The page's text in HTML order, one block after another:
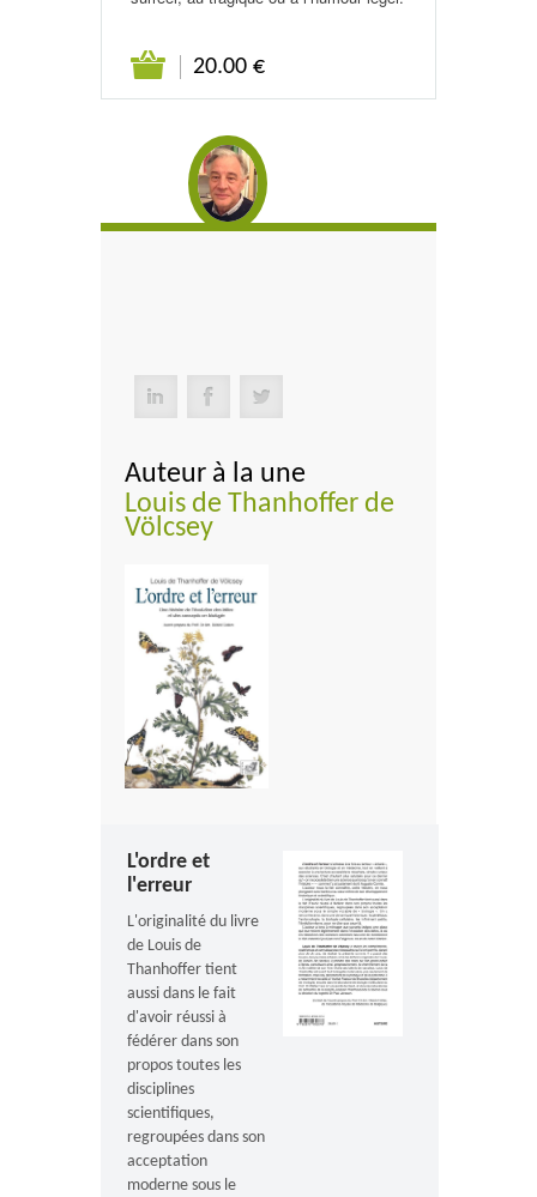
20.00 €
Auteur à la une
Louis de Thanhoffer de
Völcsey
L'ordre et
l'erreur
L'originalité du livre
de Louis de
Thanhoffer tient
aussi dans le fait
d'avoir réussi à
fédérer dans son
propos toutes les
disciplines
scientifiques,
regroupées dans son
acceptation
moderne sous le